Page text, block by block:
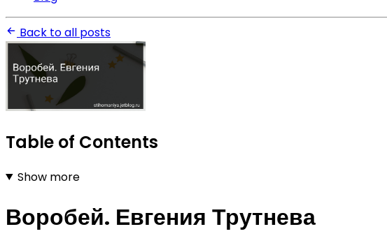
Back to all posts
Table of Contents
Show more
Воробей. Евгения Трутнева